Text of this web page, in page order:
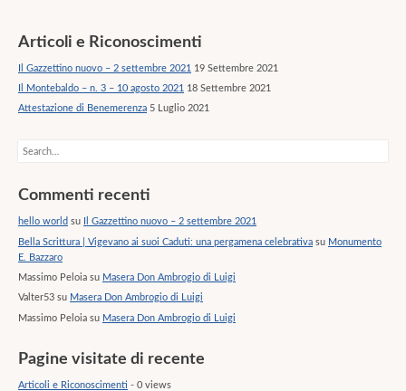
Articoli e Riconoscimenti
Il Gazzettino nuovo – 2 settembre 2021 19 Settembre 2021
Il Montebaldo – n. 3 – 10 agosto 2021 18 Settembre 2021
Attestazione di Benemerenza 5 Luglio 2021
Search
Commenti recenti
hello world su Il Gazzettino nuovo – 2 settembre 2021
Bella Scrittura | Vigevano ai suoi Caduti: una pergamena celebrativa su Monumento
E. Bazzaro
Massimo Peloia su Masera Don Ambrogio di Luigi
Valter53 su Masera Don Ambrogio di Luigi
Massimo Peloia su Masera Don Ambrogio di Luigi
Pagine visitate di recente
Articoli e Riconoscimenti - 0 views